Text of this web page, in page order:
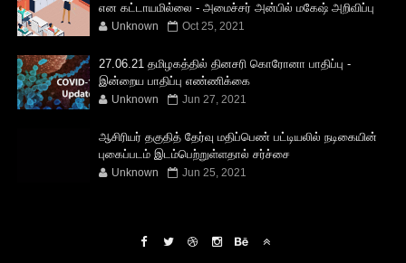
என கட்டாயமில்லை - அமைச்சர் அன்பில் மகேஷ் அறிவிப்பு
Unknown Oct 25, 2021
27.06.21 தமிழகத்தில் தினசரி கொரோனா பாதிப்பு -
இன்றைய பாதிப்பு எண்ணிக்கை
Unknown Jun 27, 2021
ஆசிரியர் தகுதித் தேர்வு மதிப்பெண் பட்டியலில் நடிகையின்
புகைப்படம் இடம்பெற்றுள்ளதால் சர்ச்சை
Unknown Jun 25, 2021